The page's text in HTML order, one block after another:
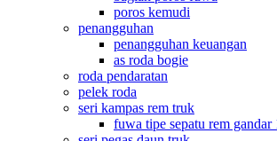
poros kemudi
penangguhan
penangguhan keuangan
as roda bogie
roda pendaratan
pelek roda
seri kampas rem truk
fuwa tipe sepatu rem gandar